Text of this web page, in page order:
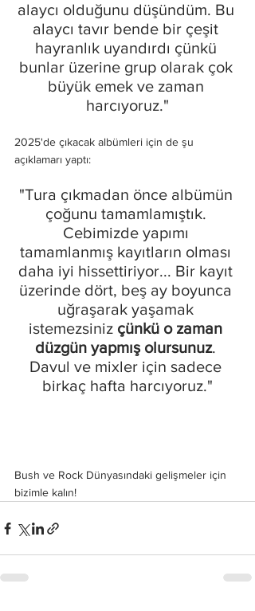
alaycı olduğunu düşündüm. Bu
alaycı tavır bende bir çeşit
hayranlık uyandırdı çünkü
bunlar üzerine grup olarak çok
büyük emek ve zaman
harcıyoruz."
2025'de çıkacak albümleri için de şu
açıklamarı yaptı:
"Tura çıkmadan önce albümün
çoğunu tamamlamıştık.
Cebimizde yapımı
tamamlanmış kayıtların olması
daha iyi hissettiriyor... Bir kayıt
üzerinde dört, beş ay boyunca
uğraşarak yaşamak
istemezsiniz çünkü o zaman
düzgün yapmış olursunuz.
Davul ve mixler için sadece
birkaç hafta harcıyoruz."
Bush ve Rock Dünyasındaki gelişmeler için
bizimle kalın!